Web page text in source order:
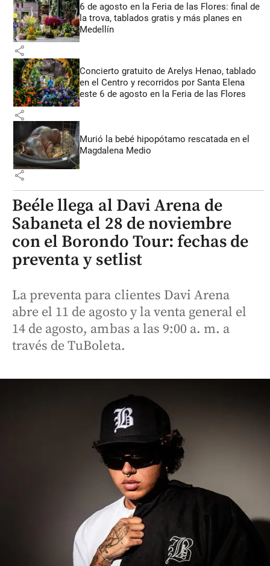
6 de agosto en la Feria de las Flores: final de
la trova, tablados gratis y más planes en
Medellín
share
Concierto gratuito de Arelys Henao, tablado
en el Centro y recorridos por Santa Elena
este 6 de agosto en la Feria de las Flores
share
Murió la bebé hipopótamo rescatada en el
Magdalena Medio
share
Beéle llega al Davi Arena de
Sabaneta el 28 de noviembre
con el Borondo Tour: fechas de
preventa y setlist
La preventa para clientes Davi Arena
abre el 11 de agosto y la venta general el
14 de agosto, ambas a las 9:00 a. m. a
través de TuBoleta.